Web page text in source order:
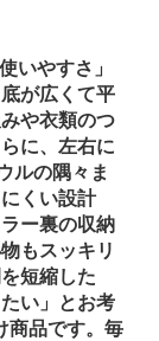
いやすさ」
が広くて平
や衣類のつ
に、左右に
ルの隅々ま
くい設計
ー裏の収納
もスッキリ
短縮した
い」とお考
商品です。毎